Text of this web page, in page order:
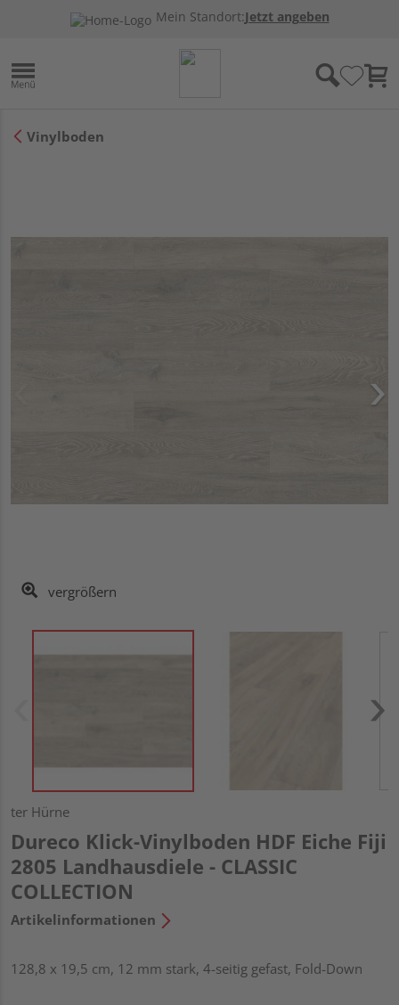
Mein Standort:Jetzt angeben
Vinylboden
vergrößern
ter Hürne
Dureco Klick-Vinylboden HDF Eiche Fiji
2805 Landhausdiele - CLASSIC
COLLECTION
Artikelinformationen
128,8 x 19,5 cm, 12 mm stark, 4-seitig gefast, Fold-Down